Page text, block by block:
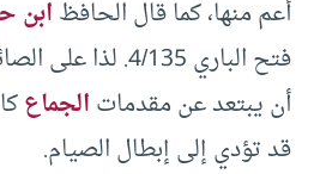
أعم منها، كما قال الحافظابن
فتح الباري 4/135.
أن يبتعد عن مقدماتالجماع
قد تؤدي إلى إبطال الصيام.